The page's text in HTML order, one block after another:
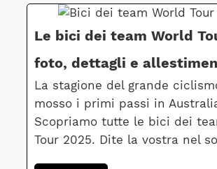
Le bici dei team World
foto, dettagli e
La stagione del grande
mosso i primi passi in
Scopriamo tutte le bici dei
Tour 2025. Dite la vostra nel